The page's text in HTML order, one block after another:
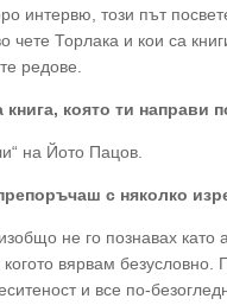
интервю, този път
чете Торлака и кои са
редове.
книга, която ти направи
на Йото Пацов.
с няколко
не го познавах
вярвам
и все по-